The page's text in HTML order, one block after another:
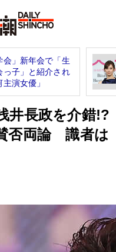
会」新年会で「生
っ子」と紹介され
演女優」
井長政を介錯
否両論 識者は